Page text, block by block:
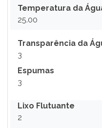
Temperatura da
25.00
Transparência da
3
Espumas
3
Lixo Flutuante
2